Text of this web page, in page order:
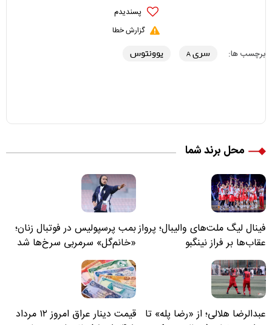
پسندیدم
گزارش خطا
برچسب ها: سری A یوونتوس
محل برند شما
فینال لیگ ملت‌های والیبال؛ پرواز
عقاب‌ها بر فراز نینگبو
بمب پرسپولیس در فوتبال زنان؛
«خانم‌گل» سرمربی سرخ‌ها شد
عبدالرضا هلالی؛ از «رضا پله» تا
قیمت دینار عراق امروز ۱۲ مرداد